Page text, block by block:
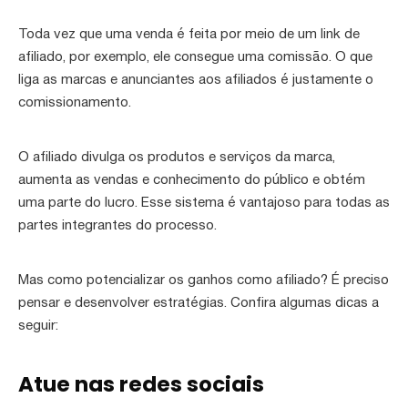
Toda vez que uma venda é feita por meio de um link de
afiliado, por exemplo, ele consegue uma comissão. O que
liga as marcas e anunciantes aos afiliados é justamente o
comissionamento.
O afiliado divulga os produtos e serviços da marca,
aumenta as vendas e conhecimento do público e obtém
uma parte do lucro. Esse sistema é vantajoso para todas as
partes integrantes do processo.
Mas como potencializar os ganhos como afiliado? É preciso
pensar e desenvolver estratégias. Confira algumas dicas a
seguir:
Atue nas redes sociais